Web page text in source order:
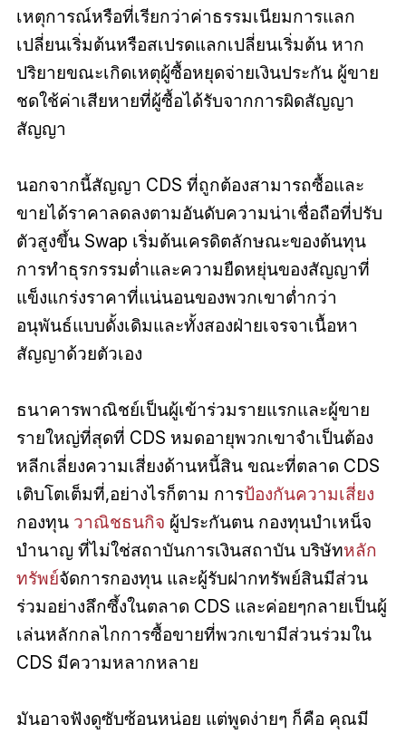
เหตุการณ์หรือที่เรียกว่าค่าธรรมเนียมการแลก
เปลี่ยนเริ่มต้นหรือสเปรดแลกเปลี่ยนเริ่มต้น หาก
ปริยายขณะเกิดเหตุผู้ซื้อหยุดจ่ายเงินประกัน ผู้ขาย
ชดใช้ค่าเสียหายที่ผู้ซื้อได้รับจากการผิดสัญญา
สัญญา
นอกจากนี้สัญญา CDS ที่ถูกต้องสามารถซื้อและ
ขายได้ราคาลดลงตามอันดับความน่าเชื่อถือที่ปรับ
ตัวสูงขึ้น Swap เริ่มต้นเครดิตลักษณะของต้นทุน
การทำธุรกรรมต่ำและความยืดหยุ่นของสัญญาที่
แข็งแกร่งราคาที่แน่นอนของพวกเขาต่ำกว่า
อนุพันธ์แบบดั้งเดิมและทั้งสองฝ่ายเจรจาเนื้อหา
สัญญาด้วยตัวเอง
ธนาคารพาณิชย์เป็นผู้เข้าร่วมรายแรกและผู้ขาย
รายใหญ่ที่สุดที่ CDS หมดอายุพวกเขาจําเป็นต้อง
หลีกเลี่ยงความเสี่ยงด้านหนี้สิน ขณะที่ตลาด CDS
เติบโตเต็มที่,อย่างไรก็ตาม การป้องกันความเสี่ยง
กองทุน วาณิชธนกิจ ผู้ประกันตน กองทุนบำเหน็จ
บำนาญ ที่ไม่ใช่สถาบันการเงินสถาบัน บริษัทหลัก
ทรัพย์จัดการกองทุน และผู้รับฝากทรัพย์สินมีส่วน
ร่วมอย่างลึกซึ้งในตลาด CDS และค่อยๆกลายเป็นผู้
เล่นหลักกลไกการซื้อขายที่พวกเขามีส่วนร่วมใน
CDS มีความหลากหลาย
มันอาจฟังดูซับซ้อนหน่อย แต่พูดง่ายๆ ก็คือ คุณมี